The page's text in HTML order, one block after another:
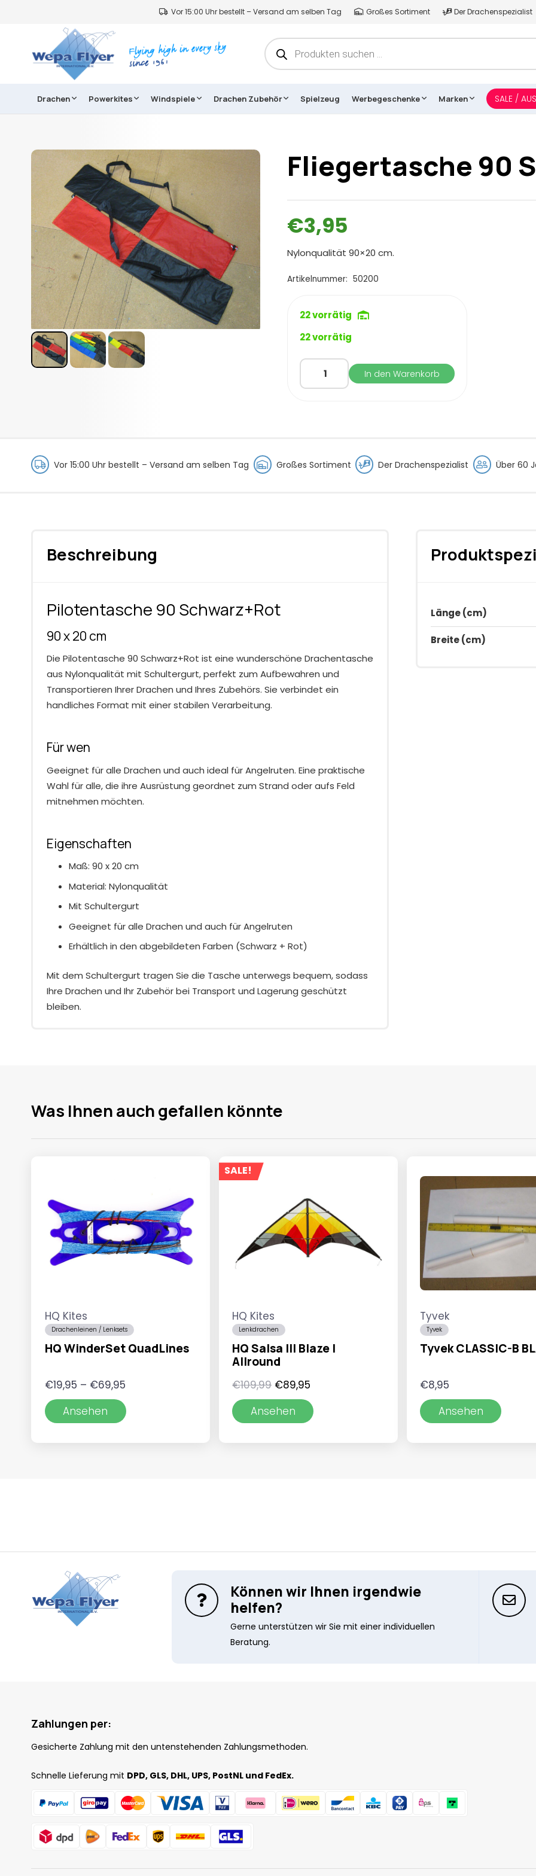
Vor 15:00 Uhr bestellt – Versand am selben Tag Großes Sortiment Der Drachenspezialist
Products
search
Drachen Powerkites Windspiele Drachen Zubehör Spielzeug Werbegeschenke Marken SALE /
Fliegertasche 90
€3,95
Nylonqualität 90×20 cm.
Artikelnummer: 50200
22 vorrätig
22 vorrätig
Fliegertasche
In den Warenkorb
Vor 15:00 Uhr bestellt – Versand am selben Tag Großes Sortiment Der Drachenspezialist Über 60
Beschreibung
Pilotentasche 90 Schwarz+Rot
90 x 20 cm
Die Pilotentasche 90 Schwarz+Rot ist eine wunderschöne Drachentasche
aus Nylonqualität mit Schultergurt, perfekt zum Aufbewahren und
Transportieren Ihrer Drachen und Ihres Zubehörs. Sie verbindet ein
handliches Format mit einer stabilen Verarbeitung.
Für wen
Geeignet für alle Drachen und auch ideal für Angelruten. Eine praktische
Wahl für alle, die ihre Ausrüstung geordnet zum Strand oder aufs Feld
mitnehmen möchten.
Eigenschaften
Maß: 90 x 20 cm
Material: Nylonqualität
Mit Schultergurt
Geeignet für alle Drachen und auch für Angelruten
Erhältlich in den abgebildeten Farben (Schwarz + Rot)
Mit dem Schultergurt tragen Sie die Tasche unterwegs bequem, sodass
Ihre Drachen und Ihr Zubehör bei Transport und Lagerung geschützt
bleiben.
Länge (cm)
Breite (cm)
Was Ihnen auch gefallen könnte
HQ Kites
Drachenleinen / Lenksets
HQ WinderSet QuadLines
€19,95 – €69,95Preisspanne:
bis
Ansehen
SALE!
HQ Kites
Lenkdrachen
HQ Salsa III Blaze |
Allround
€109,99 Ursprünglicher
Preis
war:
€89,95
Preis
ist:
Ansehen
Tyvek
Tyvek
Tyvek CLASSIC-B
€8,95
Ansehen
Können wir Ihnen irgendwie
helfen?
Gerne unterstützen wir Sie mit einer individuellen
Beratung.
Zahlungen per:
Gesicherte Zahlung mit den untenstehenden Zahlungsmethoden.
Schnelle Lieferung mit DPD, GLS, DHL, UPS, PostNL und FedEx.